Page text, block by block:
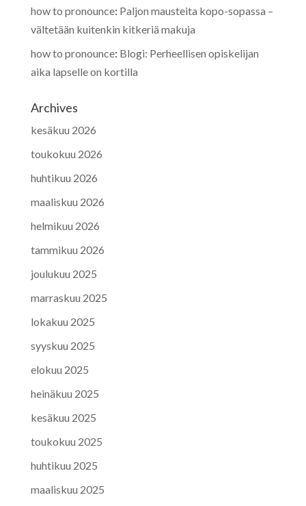
how to pronounce: Paljon mausteita kopo-sopassa –
vältetään kuitenkin kitkeriä makuja
how to pronounce: Blogi: Perheellisen opiskelijan
aika lapselle on kortilla
Archives
kesäkuu 2026
toukokuu 2026
huhtikuu 2026
maaliskuu 2026
helmikuu 2026
tammikuu 2026
joulukuu 2025
marraskuu 2025
lokakuu 2025
syyskuu 2025
elokuu 2025
heinäkuu 2025
kesäkuu 2025
toukokuu 2025
huhtikuu 2025
maaliskuu 2025